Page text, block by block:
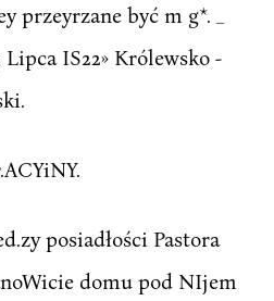
przeyrzane być m g*. _
IS22» Królewsko -
posiadłości Pastora
domu pod NIjem